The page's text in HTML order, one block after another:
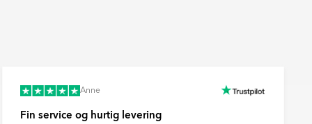
Anne
Fin service og hurtig levering